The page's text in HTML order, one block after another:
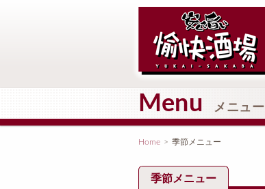
Menu メニュー
Home > 季節メニュー
季節メニュー